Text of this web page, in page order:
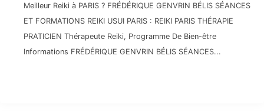
Meilleur Reiki à PARIS ? FRÉDÉRIQUE GENVRIN BÉLIS SÉANCES
ET FORMATIONS REIKI USUI PARIS : REIKI PARIS THÉRAPIE
PRATICIEN Thérapeute Reiki, Programme De Bien-être
Informations FRÉDÉRIQUE GENVRIN BÉLIS SÉANCES...